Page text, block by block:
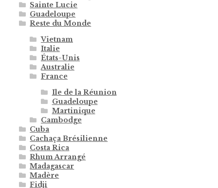
Sainte Lucie
Guadeloupe
Reste du Monde
Vietnam
Italie
États-Unis
Australie
France
Ile de la Réunion
Guadeloupe
Martinique
Cambodge
Cuba
Cachaça Brésilienne
Costa Rica
Rhum Arrangé
Madagascar
Madère
Fidji